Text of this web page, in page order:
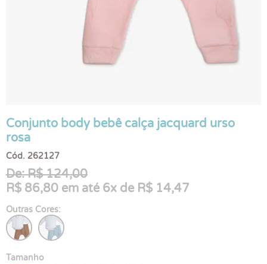
Conjunto body bebê calça jacquard urso
rosa
Cód. 262127
De: R$ 124,00
R$ 86,80 em até 6x de R$ 14,47
Outras Cores:
Tamanho